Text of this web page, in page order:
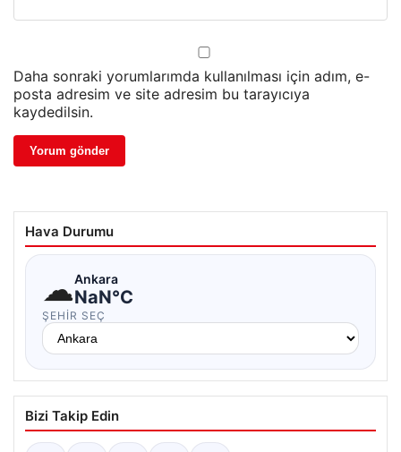
Daha sonraki yorumlarımda kullanılması için adım, e-
posta adresim ve site adresim bu tarayıcıya
kaydedilsin.
Hava Durumu
☁Ankara
NaN°C
ŞEHIR SEÇ
Bizi Takip Edin